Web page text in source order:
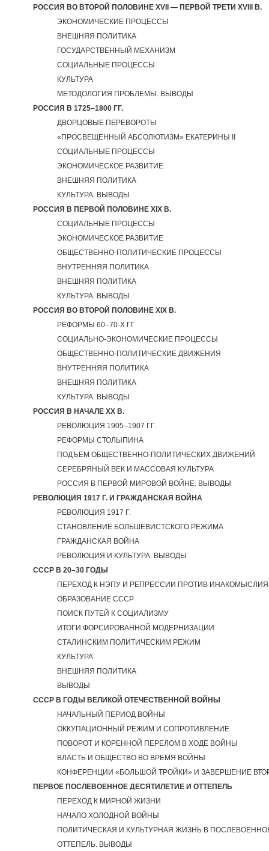
РОССИЯ ВО ВТОРОЙ ПОЛОВИНЕ XVII — ПЕРВОЙ ТРЕТИ XVIII В.
ЭКОНОМИЧЕСКИЕ ПРОЦЕССЫ
ВНЕШНЯЯ ПОЛИТИКА
ГОСУДАРСТВЕННЫЙ МЕХАНИЗМ
СОЦИАЛЬНЫЕ ПРОЦЕССЫ
КУЛЬТУРА
МЕТОДОЛОГИЯ ПРОБЛЕМЫ. ВЫВОДЫ
РОССИЯ В 1725–1800 ГГ.
ДВОРЦОВЫЕ ПЕРЕВОРОТЫ
«ПРОСВЕЩЕННЫЙ АБСОЛЮТИЗМ» ЕКАТЕРИНЫ II
СОЦИАЛЬНЫЕ ПРОЦЕССЫ
ЭКОНОМИЧЕСКОЕ РАЗВИТИЕ
ВНЕШНЯЯ ПОЛИТИКА
КУЛЬТУРА. ВЫВОДЫ
РОССИЯ В ПЕРВОЙ ПОЛОВИНЕ XIX В.
СОЦИАЛЬНЫЕ ПРОЦЕССЫ
ЭКОНОМИЧЕСКОЕ РАЗВИТИЕ
ОБЩЕСТВЕННО-ПОЛИТИЧЕСКИЕ ПРОЦЕССЫ
ВНУТРЕННЯЯ ПОЛИТИКА
ВНЕШНЯЯ ПОЛИТИКА
КУЛЬТУРА. ВЫВОДЫ
РОССИЯ ВО ВТОРОЙ ПОЛОВИНЕ XIX В.
РЕФОРМЫ 60–70-Х ГГ
СОЦИАЛЬНО-ЭКОНОМИЧЕСКИЕ ПРОЦЕССЫ
ОБЩЕСТВЕННО-ПОЛИТИЧЕСКИЕ ДВИЖЕНИЯ
ВНУТРЕННЯЯ ПОЛИТИКА
ВНЕШНЯЯ ПОЛИТИКА
КУЛЬТУРА. ВЫВОДЫ
РОССИЯ В НАЧАЛЕ XX В.
РЕВОЛЮЦИЯ 1905–1907 ГГ.
РЕФОРМЫ СТОЛЫПИНА
ПОДЪЕМ ОБЩЕСТВЕННО-ПОЛИТИЧЕСКИХ ДВИЖЕНИЙ
СЕРЕБРЯНЫЙ ВЕК И МАССОВАЯ КУЛЬТУРА
РОССИЯ В ПЕРВОЙ МИРОВОЙ ВОЙНЕ. ВЫВОДЫ
РЕВОЛЮЦИЯ 1917 Г. И ГРАЖДАНСКАЯ ВОЙНА
РЕВОЛЮЦИЯ 1917 Г.
СТАНОВЛЕНИЕ БОЛЬШЕВИСТСКОГО РЕЖИМА
ГРАЖДАНСКАЯ ВОЙНА
РЕВОЛЮЦИЯ И КУЛЬТУРА. ВЫВОДЫ
CССР В 20–30 ГОДЫ
ПЕРЕХОД К НЭПУ И РЕПРЕССИИ ПРОТИВ ИНАКОМЫСЛИЯ
ОБРАЗОВАНИЕ СССР
ПОИСК ПУТЕЙ К СОЦИАЛИЗМУ
ИТОГИ ФОРСИРОВАННОЙ МОДЕРНИЗАЦИИ
СТАЛИНСКИМ ПОЛИТИЧЕСКИМ РЕЖИМ
КУЛЬТУРА
ВНЕШНЯЯ ПОЛИТИКА
ВЫВОДЫ
СССР В ГОДЫ ВЕЛИКОЙ ОТЕЧЕСТВЕННОЙ ВОЙНЫ
НАЧАЛЬНЫЙ ПЕРИОД ВОЙНЫ
ОККУПАЦИОННЫЙ РЕЖИМ И СОПРОТИВЛЕНИЕ
ПОВОРОТ И КОРЕННОЙ ПЕРЕЛОМ В ХОДЕ ВОЙНЫ
ВЛАСТЬ И ОБЩЕСТВО ВО ВРЕМЯ ВОЙНЫ
КОНФЕРЕНЦИИ «БОЛЬШОЙ ТРОЙКИ» И ЗАВЕРШЕНИЕ
ПЕРВОЕ ПОСЛЕВОЕННОЕ ДЕСЯТИЛЕТИЕ И ОТТЕПЕЛЬ
ПЕРЕХОД К МИРНОЙ ЖИЗНИ
НАЧАЛО ХОЛОДНОЙ ВОЙНЫ
ПОЛИТИЧЕСКАЯ И КУЛЬТУРНАЯ ЖИЗНЬ В
ОТТЕПЕЛЬ. ВЫВОДЫ